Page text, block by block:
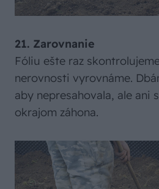
21. Zarovnanie
Fóliu ešte raz
nerovnosti vyrovnáme.
aby nepresahovala, ale ani
okrajom záhona.